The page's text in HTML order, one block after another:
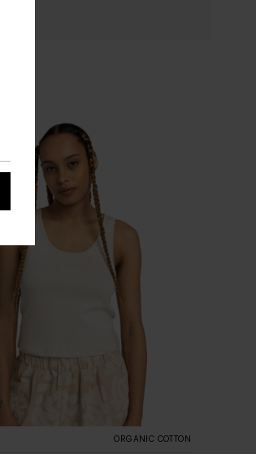
ORGANIC COTTON